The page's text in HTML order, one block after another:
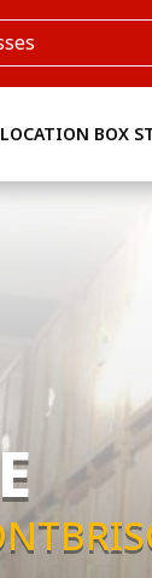
LOCATION BOX